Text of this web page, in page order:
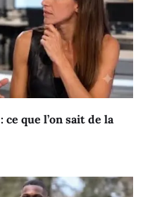
que l’on sait de la